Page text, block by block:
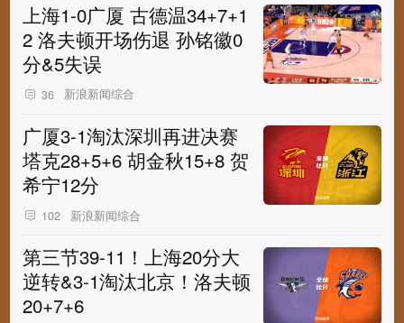
上海1-0广厦 古德温34+7+1
2 洛夫顿开场伤退 孙铭徽0
分&5失误
36 新浪新闻综合
广厦3-1淘汰深圳再进决赛
塔克28+5+6 胡金秋15+8 贺
希宁12分
102 新浪新闻综合
第三节39-11！上海20分大
逆转&3-1淘汰北京！洛夫顿
20+7+6